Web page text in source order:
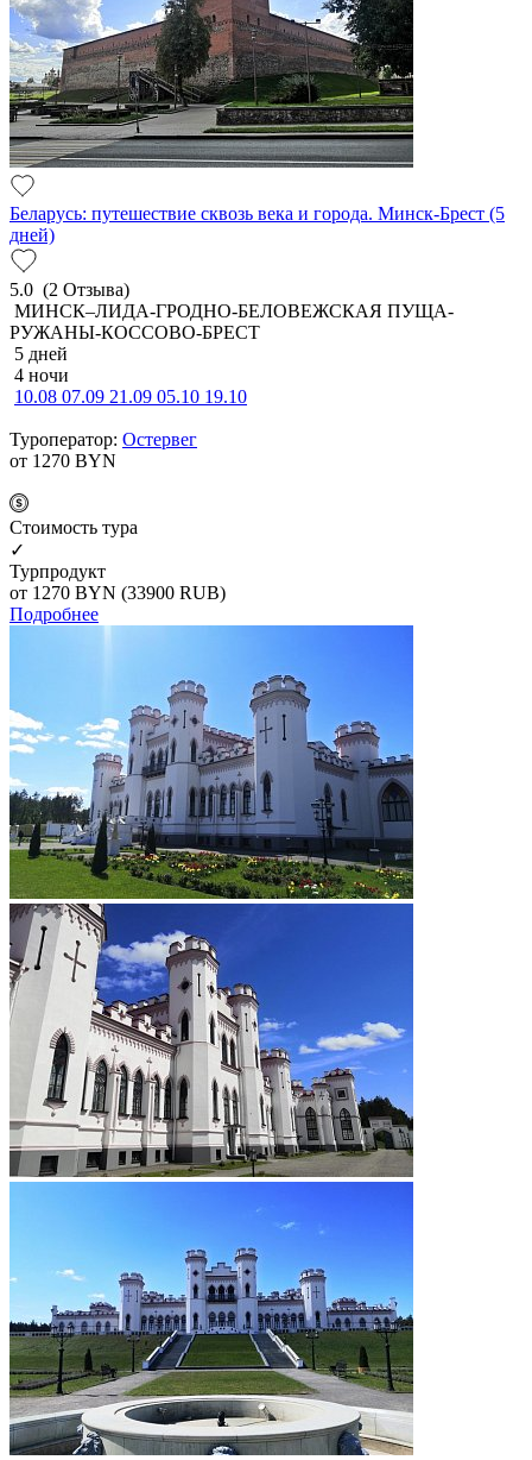
Беларусь: путешествие сквозь века и города. Минск-Брест (5
дней)
5.0 (2 Отзыва)
МИНСК–ЛИДА-ГРОДНО-БЕЛОВЕЖСКАЯ ПУЩА-
РУЖАНЫ-КОССОВО-БРЕСТ
5 дней
4 ночи
10.08 07.09 21.09 05.10 19.10
Туроператор: Остервег
от 1270 BYN
Cтоимость тура
✓
Турпродукт
от 1270 BYN (33900 RUB)
Подробнее